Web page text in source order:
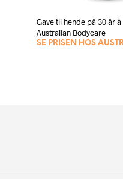
Gave til hende på 30 år
Australian Bodycare
SE PRISEN HOS